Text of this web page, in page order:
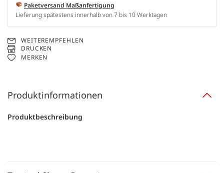
Paketversand Maßanfertigung
Lieferung spätestens innerhalb von 7 bis 10 Werktagen
WEITEREMPFEHLEN
DRUCKEN
MERKEN
Produktinformationen
Produktbeschreibung